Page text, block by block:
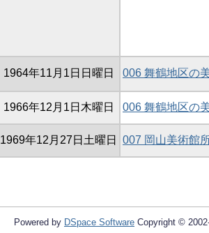
1964年11月1日日曜日 006 舞鶴地区の
1966年12月1日木曜日 006 舞鶴地区の
1969年12月27日土曜日 007 岡山美術館
Powered by DSpace Software Copyright ©